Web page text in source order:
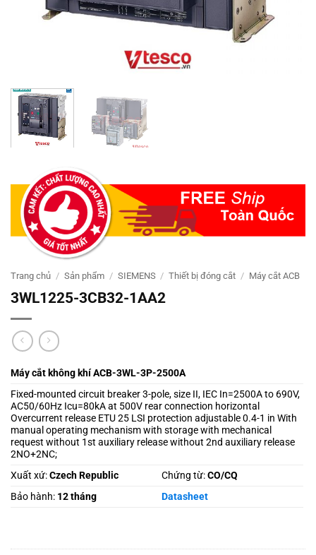
Trang chủ / Sản phẩm / SIEMENS / Thiết bị đóng cắt / Máy cắt ACB
3WL1225-3CB32-1AA2
Máy cắt không khí ACB-3WL-3P-2500A
Fixed-mounted circuit breaker 3-pole, size II, IEC In=2500A to 690V,
AC50/60Hz Icu=80kA at 500V rear connection horizontal
Overcurrent release ETU 25 LSI protection adjustable 0.4-1 in With
manual operating mechanism with storage with mechanical
request without 1st auxiliary release without 2nd auxiliary release
2NO+2NC;
Xuất xứ:Czech Republic Chứng từ:CO/CQ
Bảo hành: 12 tháng Datasheet